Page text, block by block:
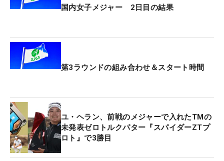
声を弾ませた。
ロトルク”の略で、トルクレスパターのスパイダー版
という位置づけだ。『トルクレス』とは、シャフト
とヘッドの重心位置によってストローク中に起こる
は漆黒のヘッドに差し色の青がキレイに映えてい
る。
他社のトルクレスパターは大型マレットが主流だ
が、同メーカーのモデルは
国内女子メジャー 2日目の結果
第3ラウンドの組み合わせ＆スタート時間
ユ・ヘラン、前戦のメジャーで入れたTMの
未発表ゼロトルクパター『スパイダーZTプ
ロト』で3勝目